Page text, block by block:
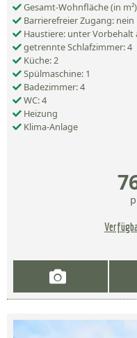
Gesamt-Wohnfläche (in
Barrierefreier Zugang: nein
Haustiere: unter Vorbehalt
getrennte Schlafzimmer: 4
Küche: 2
Spülmaschine: 1
Badezimmer: 4
WC: 4
Heizung
Klima-Anlage